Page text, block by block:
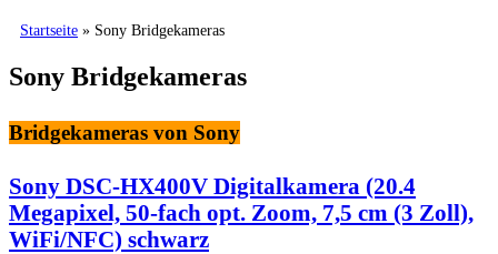
Startseite » Sony Bridgekameras
Sony Bridgekameras
Bridgekameras von Sony
Sony DSC-HX400V Digitalkamera (20.4
Megapixel, 50-fach opt. Zoom, 7,5 cm (3 Zoll),
WiFi/NFC) schwarz